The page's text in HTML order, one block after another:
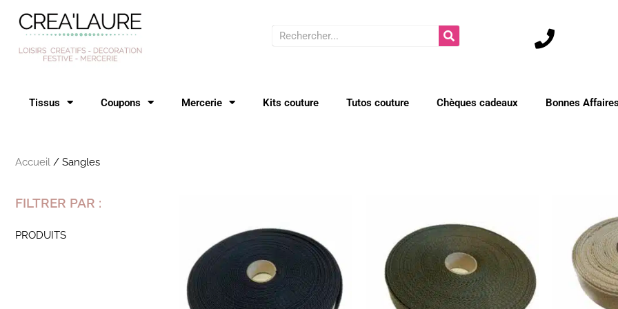
Rechercher
Tissus Coupons Mercerie Kits couture Tutos couture Chèques cadeaux Bonnes
Accueil / Sangles
FILTRER PAR :
PRODUITS